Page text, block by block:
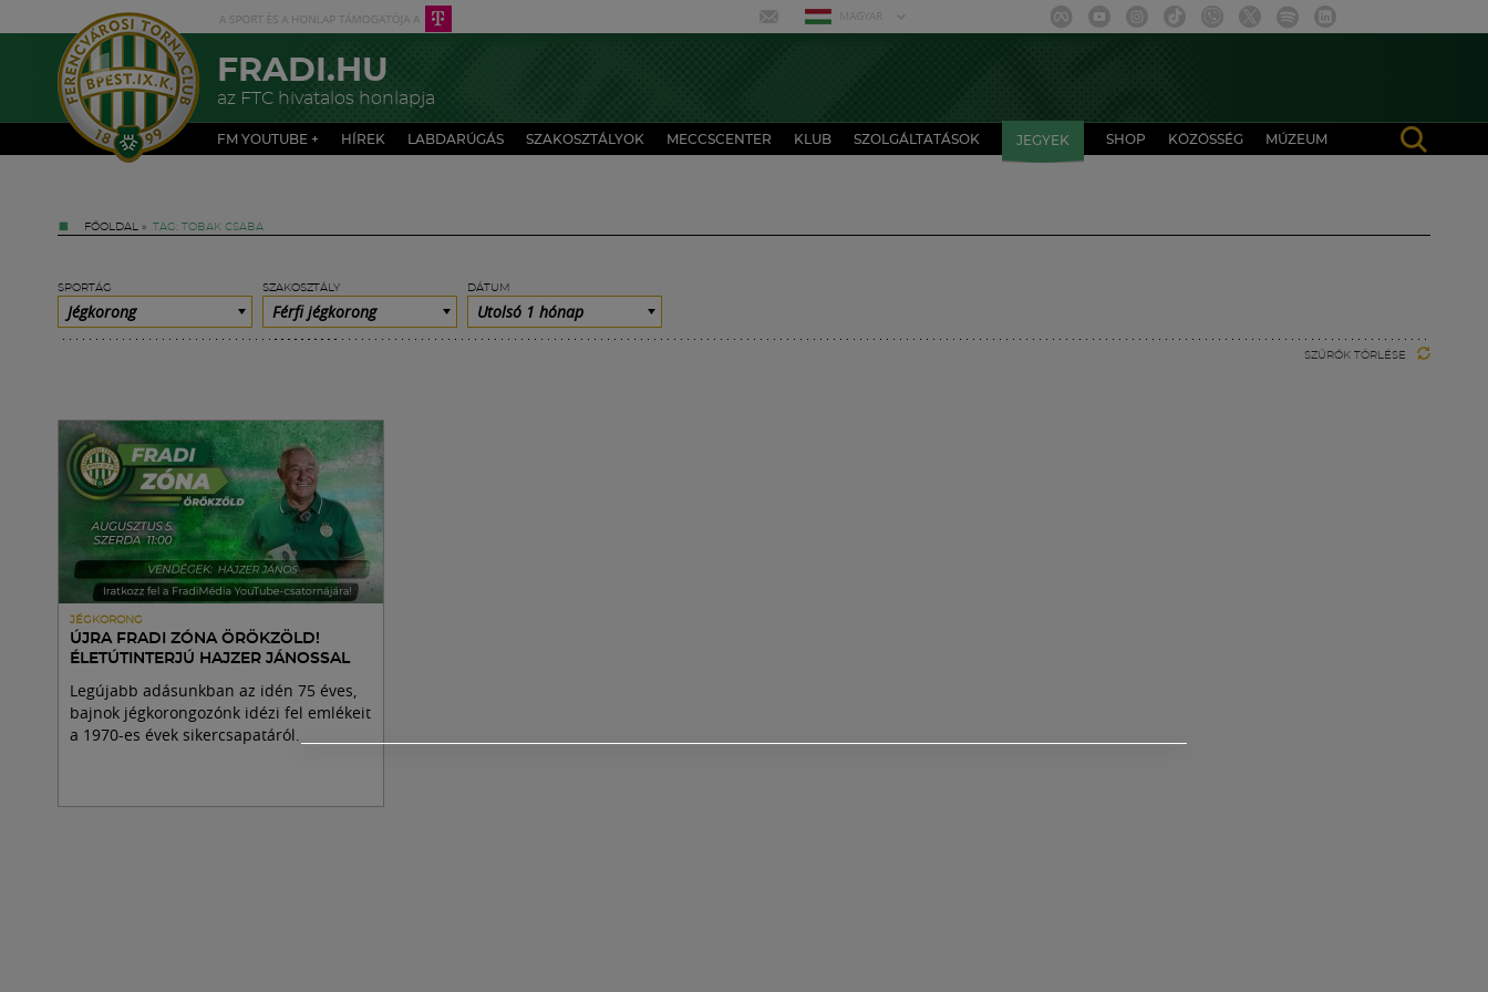
MAGYAR
FRADI.HU
az FTC hivatalos honlapja
FM YOUTUBE + HÍREK LABDARÚGÁS SZAKOSZTÁLYOK MECCSCENTER KLUB SZOLGÁLTATÁSOK JEGYEK SHOP KÖZÖSSÉG MÚZEUM
FŐOLDAL » TAG: TOBAK CSABA
SPORTÁG
Jégkorong
SZAKOSZTÁLY
Férfi jégkorong
DÁTUM
Utolsó 1 hónap
SZŰRŐK TÖRLÉSE
JÉGKORONG
ÚJRA FRADI ZÓNA ÖRÖKZÖLD!
ÉLETÚTINTERJÚ HAJZER JÁNOSSAL
Legújabb adásunkban az idén 75 éves,
bajnok jégkorongozónk idézi fel emlékeit
a 1970-es évek sikercsapatáról.